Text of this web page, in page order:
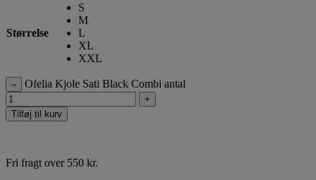
Størrelse
S
M
L
XL
XXL
– Ofelia Kjole Sati Black Combi antal
+
Tilføj til kurv
Fri fragt over 550 kr.